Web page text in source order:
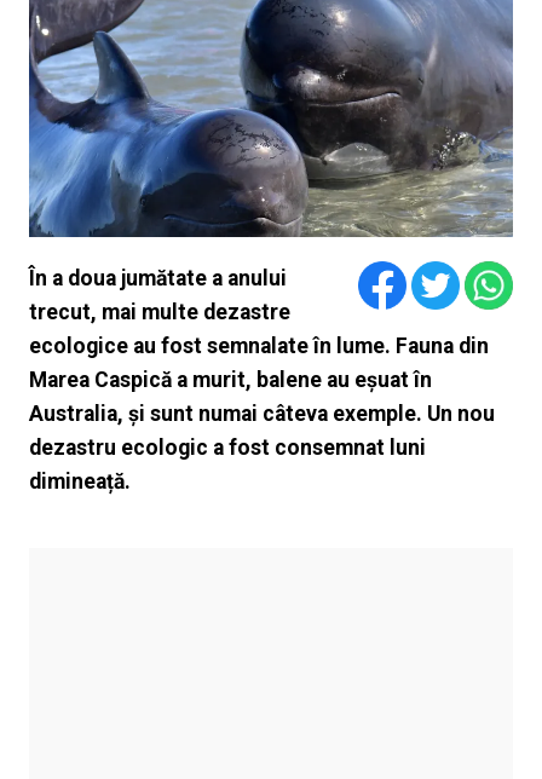
În a doua jumătate a anului
trecut, mai multe dezastre
ecologice au fost semnalate în lume. Fauna din
Marea Caspică a murit, balene au eșuat în
Australia, și sunt numai câteva exemple. Un nou
dezastru ecologic a fost consemnat luni
dimineață.